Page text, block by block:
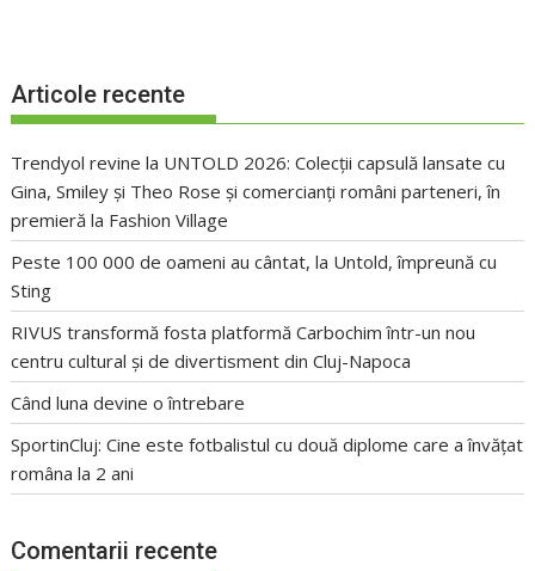
Articole recente
Trendyol revine la UNTOLD 2026: Colecții capsulă lansate cu
Gina, Smiley și Theo Rose și comercianți români parteneri, în
premieră la Fashion Village
Peste 100 000 de oameni au cântat, la Untold, împreună cu
Sting
RIVUS transformă fosta platformă Carbochim într-un nou
centru cultural și de divertisment din Cluj-Napoca
Când luna devine o întrebare
SportinCluj: Cine este fotbalistul cu două diplome care a învățat
româna la 2 ani
Comentarii recente